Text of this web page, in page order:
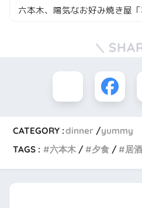
六本木、陽気なお好み焼き屋「
CATEGORY :dinner
yummy
TAGS :
六本木 夕食 居